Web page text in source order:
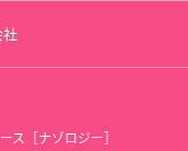
ス［ナゾロジー］